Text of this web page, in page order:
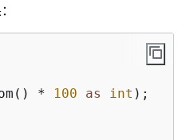
* 100 as int );